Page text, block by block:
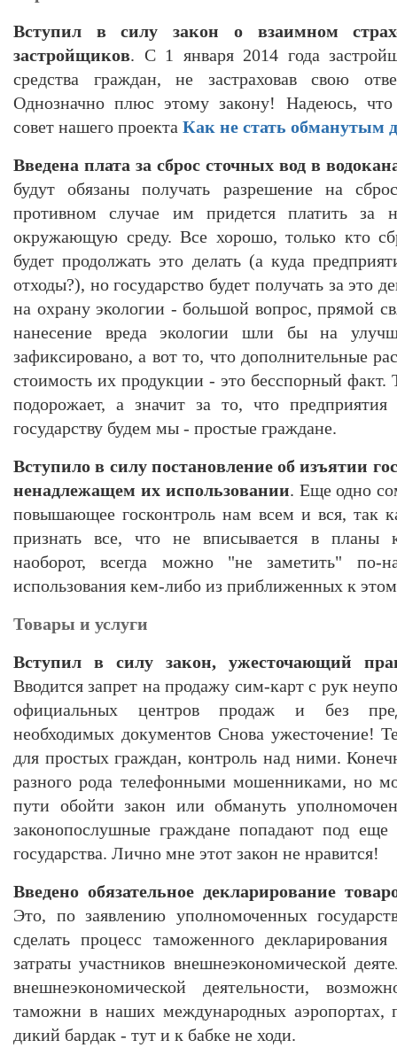
Вступил в силу закон о взаимном
застройщиков. С 1 января 2014 года
средства граждан, не застраховав свою
Однозначно плюс этому закону! Надеюсь, что
совет нашего проекта Как не стать обманутым
Введена плата за сброс сточных вод в
будут обязаны получать разрешение на
противном случае им придется платить за
окружающую среду. Все хорошо, только кто
будет продолжать это делать (а куда
отходы?), но государство будет получать за это
на охрану экологии - большой вопрос, прямой
нанесение вреда экологии шли бы на
зафиксировано, а вот то, что дополнительные
стоимость их продукции - это бесспорный факт.
подорожает, а значит за то, что предприятия
государству будем мы - простые граждане.
Вступило в силу постановление об изъятии
ненадлежащем их использовании. Еще одно
повышающее госконтроль нам всем и вся, так
признать все, что не вписывается в планы
наоборот, всегда можно "не заметить" по-
использования кем-либо из приближенных к
Товары и услуги
Вступил в силу закон, ужесточающий
Вводится запрет на продажу сим-карт с рук
официальных центров продаж и без
необходимых документов Снова ужесточение!
для простых граждан, контроль над ними.
разного рода телефонными мошенниками, но
пути обойти закон или обмануть
законопослушные граждане попадают под еще
государства. Лично мне этот закон не нравится!
Введено обязательное декларирование
Это, по заявлению уполномоченных
сделать процесс таможенного
затраты участников внешнеэкономической
внешнеэкономической деятельности,
таможни в наших международных аэропортах,
дикий бардак - тут и к бабке не ходи.